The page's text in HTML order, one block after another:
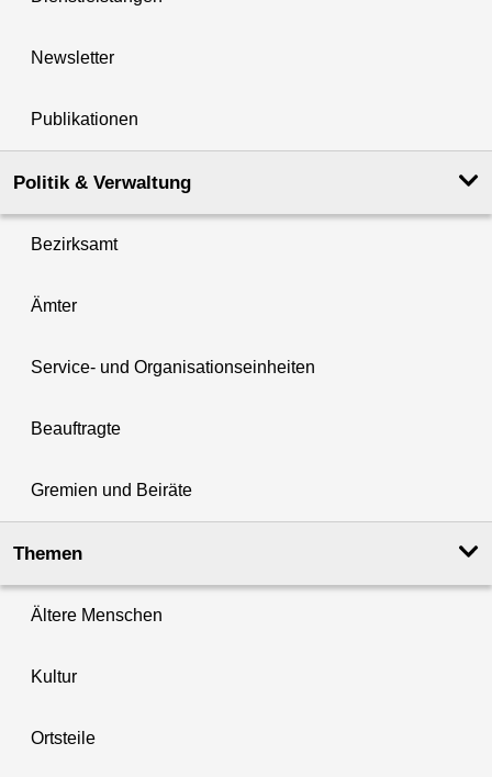
Newsletter
Publikationen
Politik & Verwaltung
Bezirksamt
Ämter
Service- und Organisationseinheiten
Beauftragte
Gremien und Beiräte
Themen
Ältere Menschen
Kultur
Ortsteile